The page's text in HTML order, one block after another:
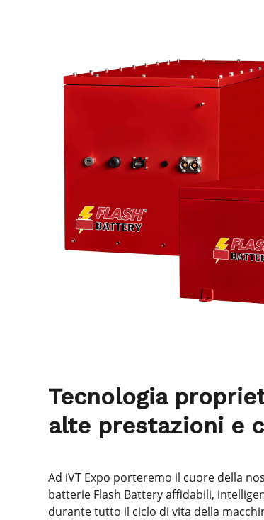
Tecnologia
alte prestazioni e
Ad iVT Expo porteremo il cuore della
batterie Flash Battery affidabili,
durante tutto il ciclo di vita della